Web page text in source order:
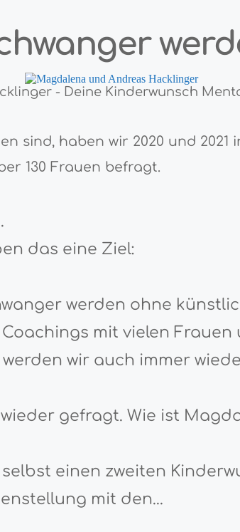
- Deine Kinderwunsch
sind, haben wir 2020 und 2021
130 Frauen befragt.
das eine Ziel:
werden ohne
mit vielen
werden wir auch immer
gefragt. Wie ist
einen zweiten
mit den...